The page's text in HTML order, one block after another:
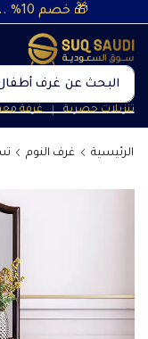
🎁 خصم 10% .. كود :
البحث عن غرف
تنزيلات حصرية ❘ غرفة
الرئيسية غرف النوم